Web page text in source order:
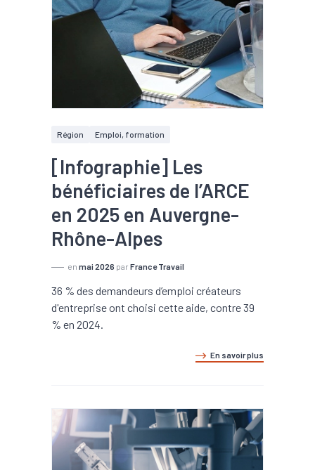
Région Emploi, formation
[Infographie] Les
bénéficiaires de l’ARCE
en 2025 en Auvergne-
Rhône-Alpes
en mai 2026 par France Travail
36 % des demandeurs d’emploi créateurs
d'entreprise ont choisi cette aide, contre 39
% en 2024.
En savoir plus